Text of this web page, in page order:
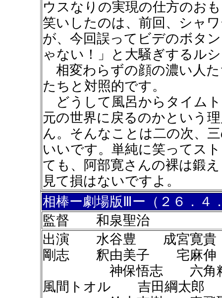
ウスなりの実現の仕方のお
笑いしたのは、前回、シャ
が、今回誤ってビデのボタ
ゃない！」と大騒ぎするル
相変わらずの顔の濃い人た
たちと対照的です。
どうして風呂からタイム
元の世界に戻るのかという
ん。そんなことは二の次、
いいです。単純に笑ってス
ても、阿部寛さんの裸は鍛
見て損はないですよ。
相棒ー劇場版Ⅲー（２６．４
監督 和泉聖治
出演 水谷豊 成宮寛
剛志 釈由美子 宅麻
神保悟志 六角精
風間トオル 吉田綱太